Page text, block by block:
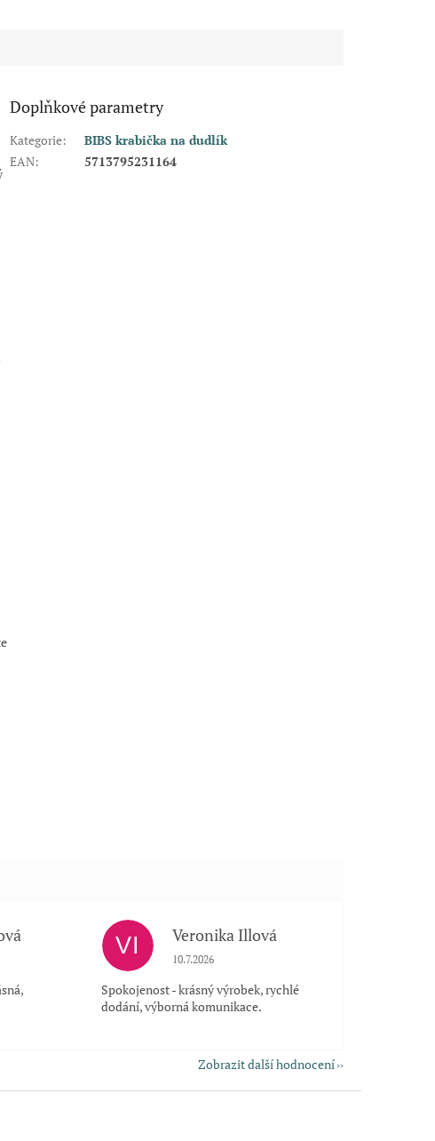
Doplňkové parametry
Kategorie:
BIBS krabička na dudlík
EAN: 5713795231164
je 5 z 5 hvězdiček.VI Veronika Illová
Hodnocení obchodu je 5 z 5 hvězdiček.
10.7.2026
Spokojenost - krásný výrobek, rychlé
dodání, výborná komunikace.
Zobrazit další hodnocení